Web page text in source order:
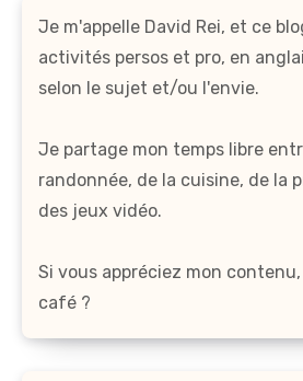
Je m'appelle David Rei, et ce
activités persos et pro, en
selon le sujet et/ou l'envie.
Je partage mon temps libre
randonnée, de la cuisine, de la
des jeux vidéo.
Si vous appréciez mon
café ?